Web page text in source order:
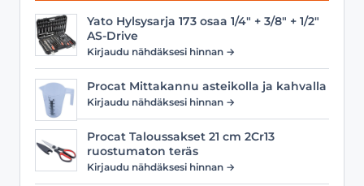
Yato Hylsysarja 173 osaa 1/4" + 3/8" + 1/2"
AS-Drive
Kirjaudu nähdäksesi hinnan →
Procat Mittakannu asteikolla ja kahvalla
Kirjaudu nähdäksesi hinnan →
Procat Taloussakset 21 cm 2Cr13
ruostumaton teräs
Kirjaudu nähdäksesi hinnan →